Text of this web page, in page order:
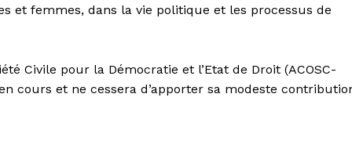
et femmes, dans la vie politique et les processus de
Civile pour la Démocratie et l’Etat de Droit (ACOSC-
cours et ne cessera d’apporter sa modeste